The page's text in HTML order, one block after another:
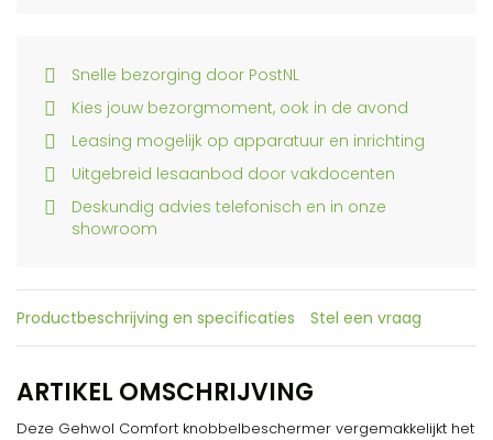
Snelle bezorging door PostNL
Kies jouw bezorgmoment, ook in de avond
Leasing mogelijk op apparatuur en inrichting
Uitgebreid lesaanbod door vakdocenten
Deskundig advies telefonisch en in onze
showroom
Productbeschrijving en specificaties Stel een vraag
ARTIKEL OMSCHRIJVING
Deze Gehwol Comfort knobbelbeschermer vergemakkelijkt het